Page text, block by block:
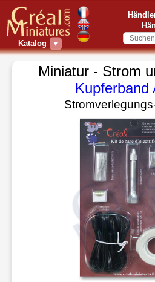
Katalog ▼
Miniatur - Strom
Kupferband